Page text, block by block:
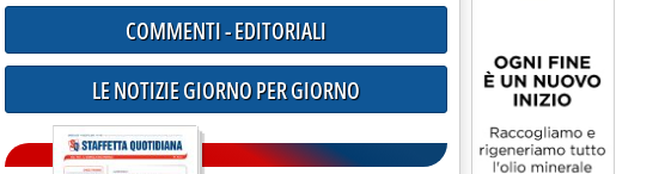
COMMENTI - EDITORIALI
LE NOTIZIE GIORNO PER GIORNO